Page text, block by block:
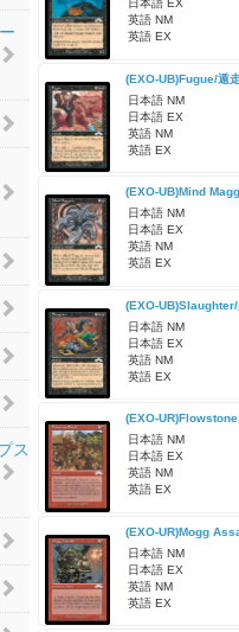
ス
日本語 EX
英語 NM
英語 EX
(EXO-UB)Fugue/遁
日本語 NM
日本語 EX
英語 NM
英語 EX
(EXO-UB)Mind
日本語 NM
日本語 EX
英語 NM
英語 EX
(EXO-UB)Slaughter/
日本語 NM
日本語 EX
英語 NM
英語 EX
(EXO-
日本語 NM
日本語 EX
英語 NM
英語 EX
(EXO-UR)Mogg
日本語 NM
日本語 EX
英語 NM
英語 EX